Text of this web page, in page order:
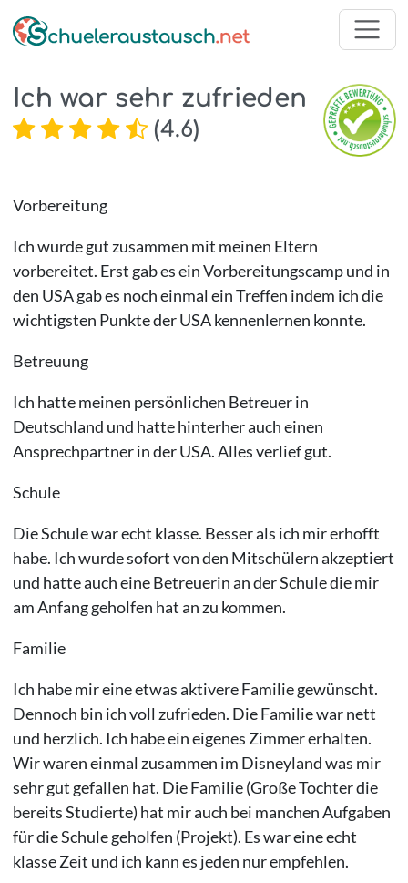
Ich war sehr zufrieden
(4.6)
Vorbereitung
Ich wurde gut zusammen mit meinen Eltern
vorbereitet. Erst gab es ein Vorbereitungscamp und in
den USA gab es noch einmal ein Treffen indem ich die
wichtigsten Punkte der USA kennenlernen konnte.
Betreuung
Ich hatte meinen persönlichen Betreuer in
Deutschland und hatte hinterher auch einen
Ansprechpartner in der USA. Alles verlief gut.
Schule
Die Schule war echt klasse. Besser als ich mir erhofft
habe. Ich wurde sofort von den Mitschülern akzeptiert
und hatte auch eine Betreuerin an der Schule die mir
am Anfang geholfen hat an zu kommen.
Familie
Ich habe mir eine etwas aktivere Familie gewünscht.
Dennoch bin ich voll zufrieden. Die Familie war nett
und herzlich. Ich habe ein eigenes Zimmer erhalten.
Wir waren einmal zusammen im Disneyland was mir
sehr gut gefallen hat. Die Familie (Große Tochter die
bereits Studierte) hat mir auch bei manchen Aufgaben
für die Schule geholfen (Projekt). Es war eine echt
klasse Zeit und ich kann es jeden nur empfehlen.